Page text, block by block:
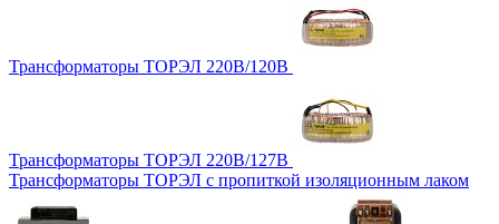
Трансформаторы ТОРЭЛ 220В/120В
Трансформаторы ТОРЭЛ 220В/127В
Трансформаторы ТОРЭЛ с пропиткой изоляционным лаком